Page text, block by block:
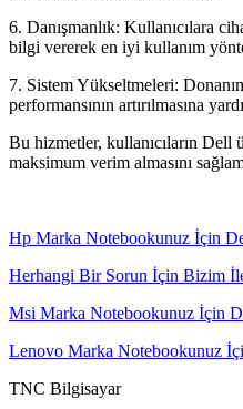
6. Danışmanlık: Kullanıcılara
bilgi vererek en iyi kullanım
7. Sistem Yükseltmeleri:
performansının artırılmasına
Bu hizmetler, kullanıcıların Dell
maksimum verim almasını
Hp Marka Notebookunuz İçin
Herhangi Bir Sorun İçin Bizim
Msi Marka Notebookunuz İçin
Lenovo Marka Notebookunuz
TNC Bilgisayar